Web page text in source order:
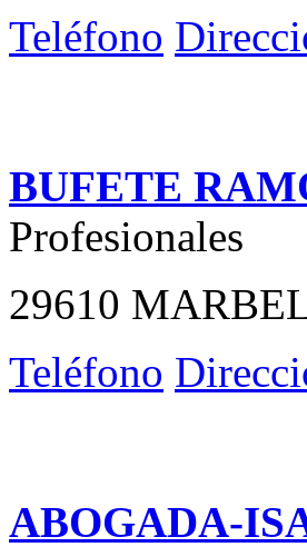
Teléfono
BUFETE
Profesionales
29610
Teléfono
ABOGADA-